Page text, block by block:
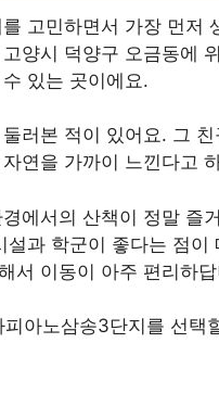
고민하면서 가장 먼저
양시 덕양구 오금동에
있는 곳이에요.
러본 적이 있어요. 그
연을 가까이 느낀다고
에서의 산책이 정말 즐
설과 학군이 좋다는 점이
서 이동이 아주 편리하
아노삼송3단지를 선택